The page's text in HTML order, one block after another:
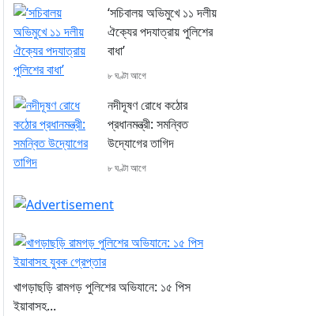
‘সচিবালয় অভিমুখে ১১ দলীয়
ঐক্যের পদযাত্রায় পুলিশের
বাধা’
৮ ঘণ্টা আগে
নদীদূষণ রোধে কঠোর
প্রধানমন্ত্রী: সমন্বিত
উদ্যোগের তাগিদ
৮ ঘণ্টা আগে
খাগড়াছড়ি রামগড় পুলিশের অভিযানে: ১৫ পিস
ইয়াবাসহ...